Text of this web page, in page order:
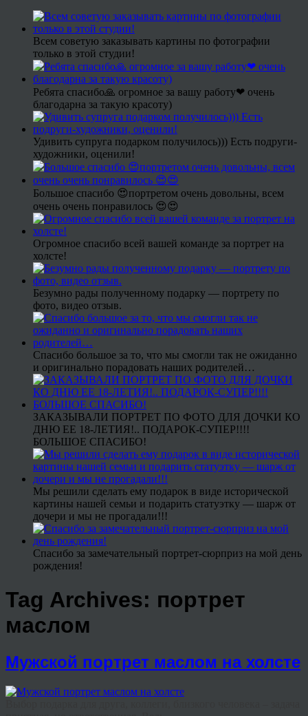
Всем советую заказывать картины по фотографии
только в этой студии!
Ребята спасибо🙏 огромное за вашу работу❤ очень
благодарна за такую красоту)
Удивить супруга подарком получилось))) Есть подруги-
художники, оценили!
Большое спасибо 😍портретом очень довольны, всем
очень очень понравилось 😍😍
Огромное спасибо всей вашей команде за портрет на
холсте!
Безумно рады полученному подарку — портрету по
фото, видео отзыв.
Спасибо большое за то, что мы смогли так не ожиданно
и оригинально порадовать наших родителей…
ЗАКАЗЫВАЛИ ПОРТРЕТ ПО ФОТО ДЛЯ ДОЧКИ КО
ДНЮ ЕЕ 18-ЛЕТИЯ!.. ПОДАРОК-СУПЕР!!!!
БОЛЬШОЕ СПАСИБО!
Мы решили сделать ему подарок в виде исторической
картины нашей семьи и подарить статуэтку — шарж от
дочери и мы не прогадали!!!
Спасибо за замечательный портрет-сюрприз на мой день
рождения!
Tag Archives: портрет
маслом
Мужской портрет маслом на холсте